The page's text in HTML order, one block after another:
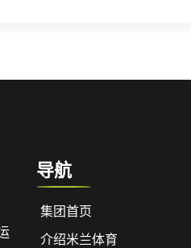
导航
集团首页
介绍米兰体育